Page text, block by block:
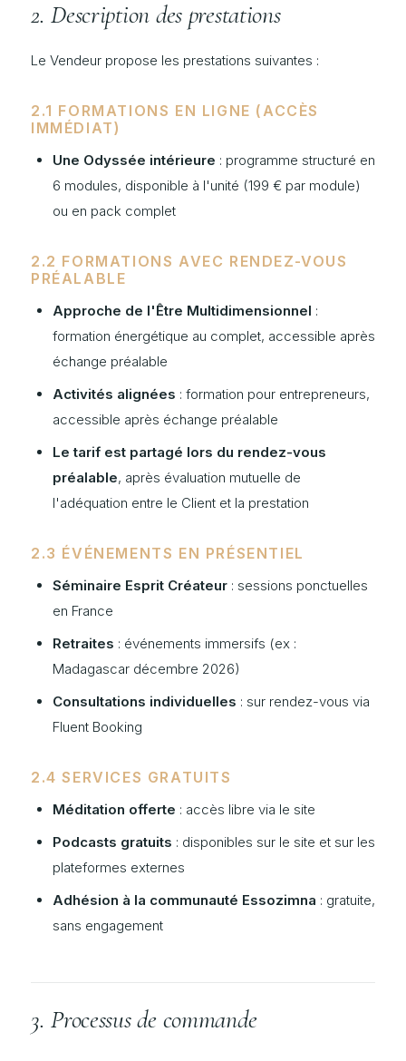
2. Description des prestations
Le Vendeur propose les prestations suivantes :
2.1 FORMATIONS EN LIGNE (ACCÈS
IMMÉDIAT)
Une Odyssée intérieure : programme structuré en
6 modules, disponible à l'unité (199 € par module)
ou en pack complet
2.2 FORMATIONS AVEC RENDEZ-VOUS
PRÉALABLE
Approche de l'Être Multidimensionnel :
formation énergétique au complet, accessible après
échange préalable
Activités alignées : formation pour entrepreneurs,
accessible après échange préalable
Le tarif est partagé lors du rendez-vous
préalable, après évaluation mutuelle de
l'adéquation entre le Client et la prestation
2.3 ÉVÉNEMENTS EN PRÉSENTIEL
Séminaire Esprit Créateur : sessions ponctuelles
en France
Retraites : événements immersifs (ex :
Madagascar décembre 2026)
Consultations individuelles : sur rendez-vous via
Fluent Booking
2.4 SERVICES GRATUITS
Méditation offerte : accès libre via le site
Podcasts gratuits : disponibles sur le site et sur les
plateformes externes
Adhésion à la communauté Essozimna : gratuite,
sans engagement
3. Processus de commande